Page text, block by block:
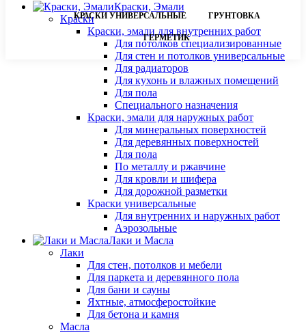
КРАСКИ УНИВЕРСАЛЬНЫЕ ГРУНТОВКА
ГЕРМЕТИК
Краски, Эмали
Краски
Краски, эмали для внутренних работ
Для потолков специализированные
Для стен и потолков универсальные
Для радиаторов
Для кухонь и влажных помещений
Для пола
Специального назначения
Краски, эмали для наружных работ
Для минеральных поверхностей
Для деревянных поверхностей
Для пола
По металлу и ржавчине
Для кровли и шифера
Для дорожной разметки
Краски универсальные
Для внутренних и наружных работ
Аэрозольные
Лаки и Масла
Лаки
Для стен, потолков и мебели
Для паркета и деревянного пола
Для бани и сауны
Яхтные, атмосферостойкие
Для бетона и камня
Масла